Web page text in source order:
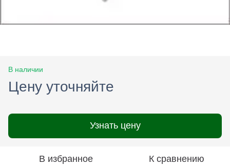
В наличии
Цену уточняйте
Узнать цену
В избранное К сравнению